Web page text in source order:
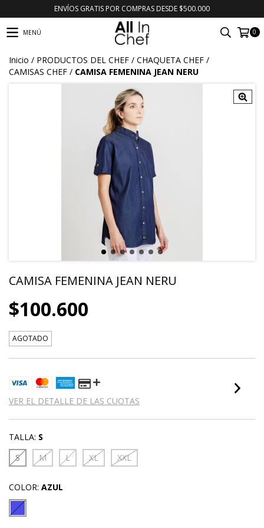
ENVÍOS GRATIS POR COMPRAS DESDE $500.000
MENÚ 0
Inicio / PRODUCTOS DEL CHEF / CHAQUETA CHEF /
CAMISAS CHEF / CAMISA FEMENINA JEAN NERU
CAMISA FEMENINA JEAN NERU
$100.600
AGOTADO
VER EL DETALLE DE LAS CUOTAS
TALLA: S
S
M L XL XXL
COLOR: AZUL